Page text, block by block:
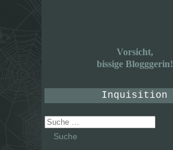
Vorsicht,
bissige Blogggerin!
Inquisition
Suche
nach: